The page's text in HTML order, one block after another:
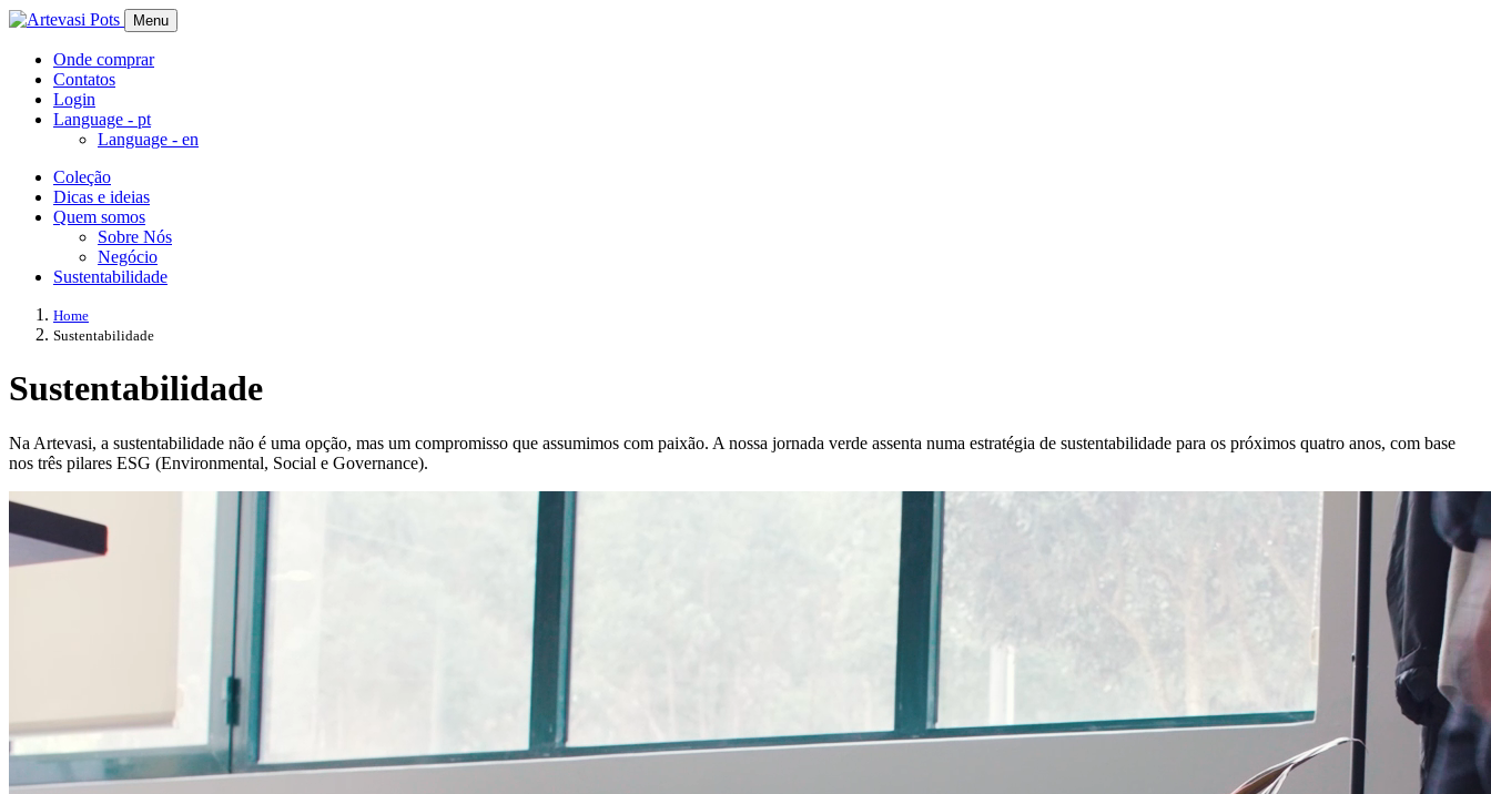
Menu
Onde comprar
Contatos
Login
Language - pt
Language - en
Coleção
Dicas e ideias
Quem somos
Sobre Nós
Negócio
Sustentabilidade
Home
Sustentabilidade
Sustentabilidade
Na Artevasi, a sustentabilidade não é uma opção, mas um compromisso que assumimos com paixão. A nossa jornada verde assenta numa estratégia de sustentabilidade para os próximos quatro anos, com base
nos três pilares ESG (Environmental, Social e Governance).